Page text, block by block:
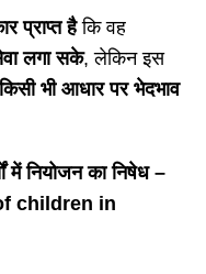
प्राप्त हैकि वह
लगा सके, लेकिन इस
भी आधार पर भेदभाव
में नियोजन का निषेध –
children in